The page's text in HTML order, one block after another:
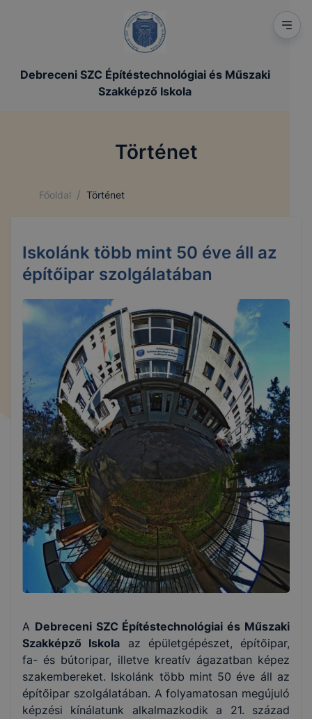
Debreceni SZC Építéstechnológiai és Műszaki
Szakképző Iskola
Történet
Főoldal / Történet
Iskolánk több mint 50 éve áll az
építőipar szolgálatában
A Debreceni SZC Építéstechnológiai és Műszaki
Szakképző Iskola az épületgépészet, építőipar,
fa- és bútoripar, illetve kreatív ágazatban képez
szakembereket. Iskolánk több mint 50 éve áll az
építőipar szolgálatában. A folyamatosan megújuló
képzési kínálatunk alkalmazkodik a 21. század